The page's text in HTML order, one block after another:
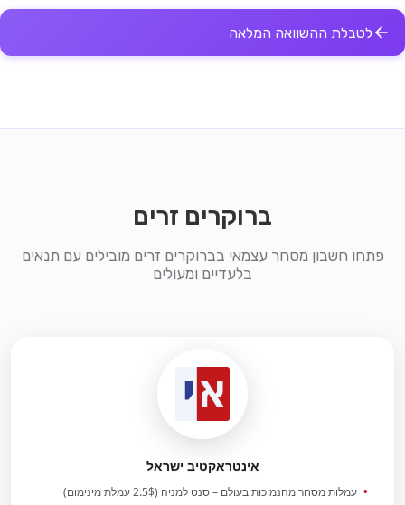
לטבלת ההשוואה המלאה
ברוקרים זרים
פתחו חשבון מסחר עצמאי בברוקרים זרים מובילים עם תנאים
בלעדיים ומעולים
אינטראקטיב ישראל
עמלות מסחר מהנמוכות בעולם – סנט למניה (2.5$ עמלת מינימום)